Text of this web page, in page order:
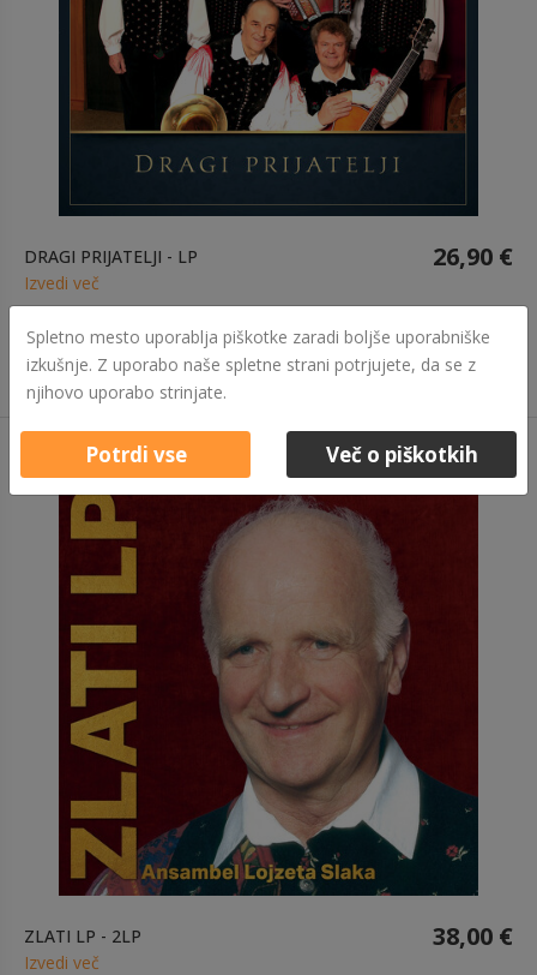
DRAGI PRIJATELJI - LP 26,90 €
Izvedi več
ZLATI LP - 2LP 38,00 €
Izvedi več
Spletno mesto uporablja piškotke zaradi boljše uporabniške
izkušnje. Z uporabo naše spletne strani potrjujete, da se z
njihovo uporabo strinjate.
Potrdi vse Več o piškotkih